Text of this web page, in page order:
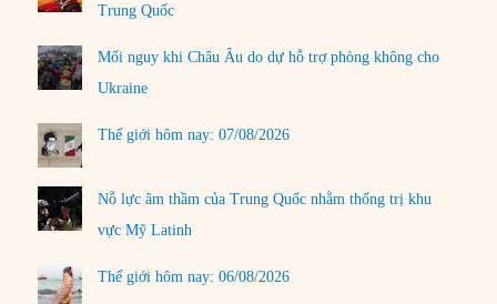
Trung Quốc
Mối nguy khi Châu Âu do dự hỗ trợ phòng không cho
Ukraine
Thế giới hôm nay: 07/08/2026
Nỗ lực âm thầm của Trung Quốc nhằm thống trị khu
vực Mỹ Latinh
Thế giới hôm nay: 06/08/2026